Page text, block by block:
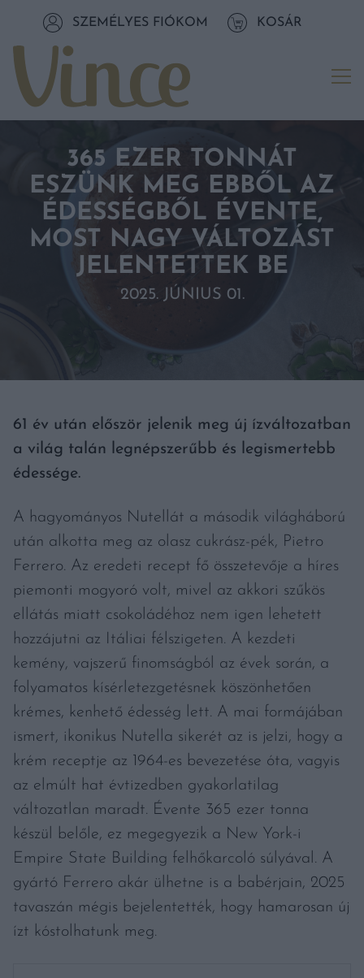
Tovább a tartalomhozSZEMÉLYES FIÓKOM KOSÁR
365 EZER TONNÁT
ESZÜNK MEG EBBŐL AZ
ÉDESSÉGBŐL ÉVENTE,
MOST NAGY VÁLTOZÁST
JELENTETTEK BE
2025. JÚNIUS 01.
61 év után először jelenik meg új ízváltozatban
a világ talán legnépszerűbb és legismertebb
édessége.
A hagyományos Nutellát a második világháború
után alkotta meg az olasz cukrász-pék, Pietro
Ferrero. Az eredeti recept fő összetevője a híres
piemonti mogyoró volt, mivel az akkori szűkös
ellátás miatt csokoládéhoz nem igen lehetett
hozzájutni az Itáliai félszigeten. A kezdeti
kemény, vajszerű finomságból az évek során, a
folyamatos kísérletezgetésnek köszönhetően
krémes, kenhető édesség lett. A mai formájában
ismert, ikonikus Nutella sikerét az is jelzi, hogy a
krém receptje az 1964-es bevezetése óta, vagyis
az elmúlt hat évtizedben gyakorlatilag
változatlan maradt. Évente 365 ezer tonna
készül belőle, ez megegyezik a New York-i
Empire State Building felhőkarcoló súlyával. A
gyártó Ferrero akár ülhetne is a babérjain, 2025
tavaszán mégis bejelentették, hogy hamarosan új
ízt kóstolhatunk meg.